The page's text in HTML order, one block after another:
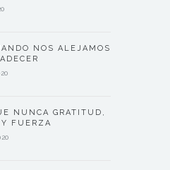
NOS ALEJAMOS
NUNCA GRATITUD,
FUERZA